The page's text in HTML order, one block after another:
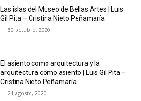
Las islas del Museo de Bellas Artes | Luis
Gil Pita – Cristina Nieto Peñamaría
30 octubre, 2020
El asiento como arquitectura y la
arquitectura como asiento | Luis Gil Pita –
Cristina Nieto Peñamaría
21 agosto, 2020